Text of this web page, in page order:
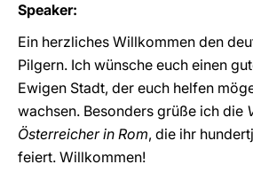
Speaker:
Ein herzliches Willkommen den
Pilgern. Ich wünsche euch einen
Ewigen Stadt, der euch helfen
wachsen. Besonders grüße ich die
Österreicher in Rom, die ihr
feiert. Willkommen!